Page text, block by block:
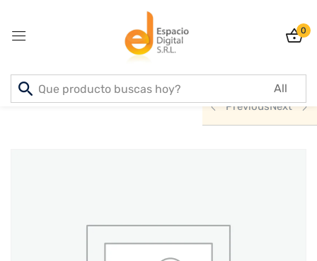
0
Inicio PRODUCTOS
INFORMATICA
PreviousNext
Sign in